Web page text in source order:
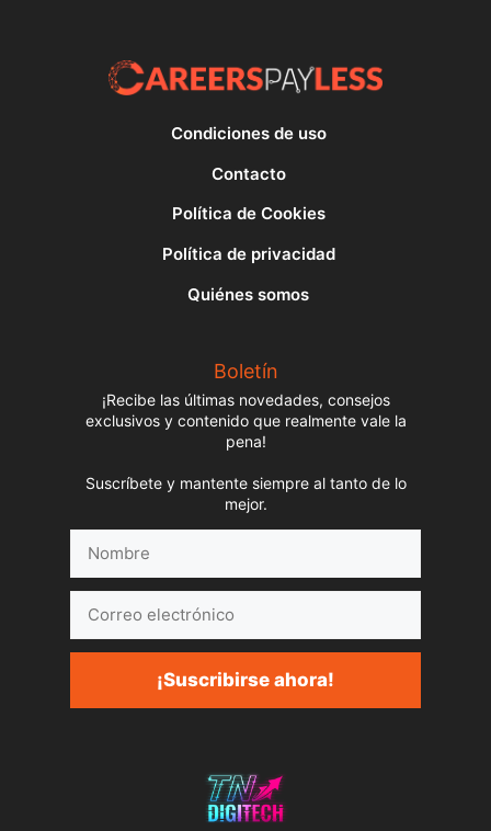
Condiciones de uso
Contacto
Política de Cookies
Política de privacidad
Quiénes somos
Boletín
¡Recibe las últimas novedades, consejos
exclusivos y contenido que realmente vale la
pena!
Suscríbete y mantente siempre al tanto de lo
mejor.
electrónico
¡Suscribirse ahora!